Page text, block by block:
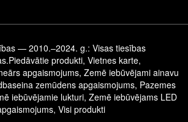
— 2010.–2024. g.: Visas tiesības
Piedāvātie produkti, Vietnes karte,
apgaismojums, Zemē iebūvējami ainavu
zemūdens apgaismojums, Pazemes
iebūvējamie lukturi, Zemē iebūvējams LED
, Visi produkti